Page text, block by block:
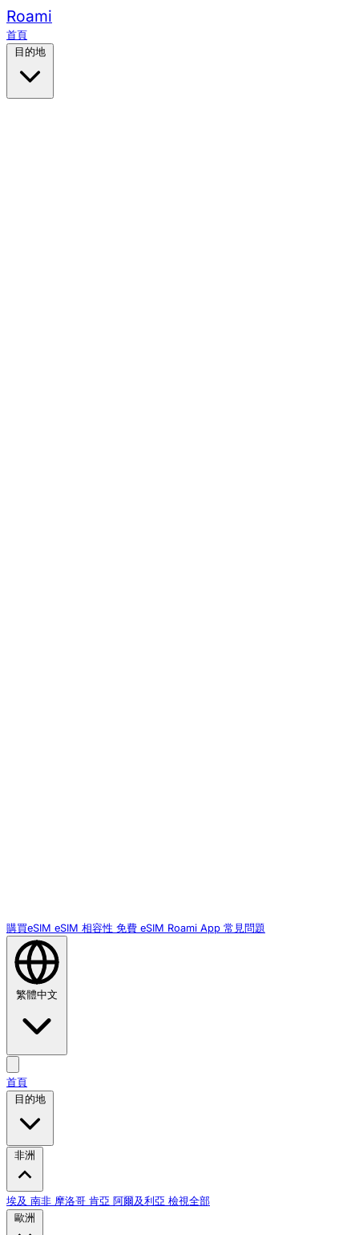
Roami
首頁
目的地
購買eSIM eSIM 相容性 免費 eSIM Roami App 常見問題
繁體中文
首頁
目的地
非洲
埃及 南非 摩洛哥 肯亞 阿爾及利亞 檢視全部
歐洲